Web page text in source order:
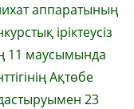
аппаратының
іріктеусіз
11 маусымында
Ақтөбе
23